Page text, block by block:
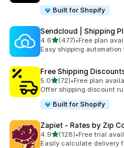
Built for Shopify
Sendcloud | Shipping
4.6เต็ม 5 ดาว
(477)
ทั้งหมด 477 รีวิว
•Free plan
Easy shipping
Free Shipping
5.0เต็ม 5 ดาว
(72)
ทั้งหมด 72 รีวิว
•Free plan
Offer shipping discount
Built for Shopify
Zapiet ‑ Rates by Zip
4.9เต็ม 5 ดาว
(128)
ทั้งหมด 128 รีวิว
•Free trial
Easily calculate delivery